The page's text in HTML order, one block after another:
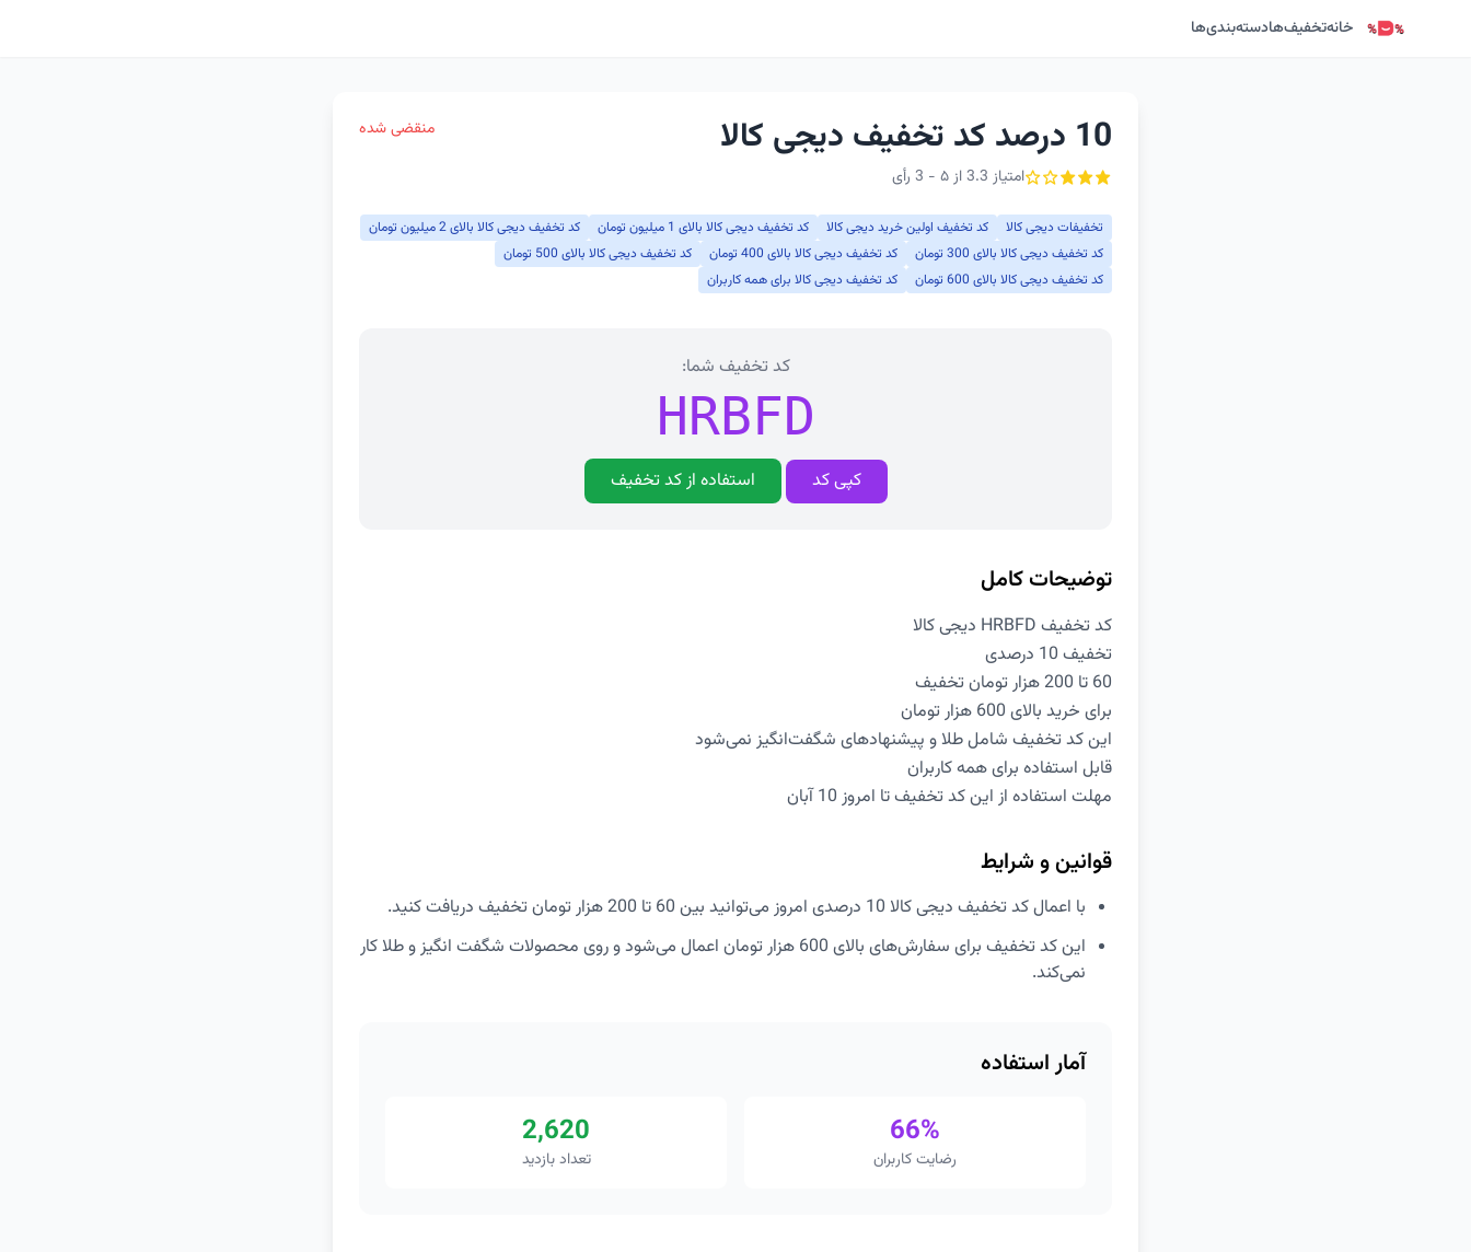
خانهتخفیف‌هادسته‌بندی‌ها
10 درصد کد تخفیف دیجی کالا
امتیاز 3.3 از ۵ - 3 رأی
منقضی شده
تخفیفات دیجی کالا کد تخفیف اولین خرید دیجی کالا کد تخفیف دیجی کالا بالای 1 میلیون تومان
کد تخفیف دیجی کالا بالای 2 میلیون تومان
کد تخفیف دیجی کالا بالای 300 تومان
کد تخفیف دیجی کالا بالای 400 تومان
کد تخفیف دیجی کالا بالای 500 تومان
کد تخفیف دیجی کالا بالای 600 تومان
کد تخفیف دیجی کالا برای همه کاربران
کد تخفیف شما:
HRBFD
کپی کد استفاده از کد تخفیف
توضیحات کامل
کد تخفیف HRBFD دیجی کالا
تخفیف 10 درصدی
60 تا 200 هزار تومان تخفیف
برای خرید بالای 600 هزار تومان
این کد تخفیف شامل طلا و پیشنهادهای شگفت‌انگیز نمی‌شود
قابل استفاده برای همه کاربران
مهلت استفاده از این کد تخفیف تا امروز 10 آبان
قوانین و شرایط
با اعمال کد تخفیف دیجی کالا 10 درصدی امروز می‌توانید بین 60 تا 200 هزار تومان تخفیف دریافت کنید.
این کد تخفیف برای سفارش‌های بالای 600 هزار تومان اعمال می‌شود و روی محصولات شگفت انگیز و طلا کار
نمی‌کند.
آمار استفاده
66%
رضایت کاربران
2,620
تعداد بازدید